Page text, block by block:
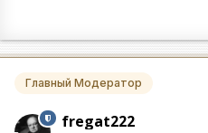
Главный Модератор
fregat222